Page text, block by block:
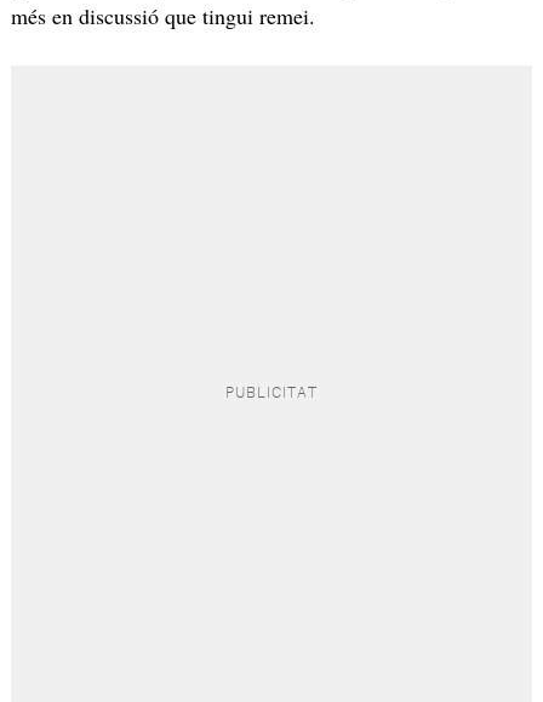
més en discussió que tingui remei.